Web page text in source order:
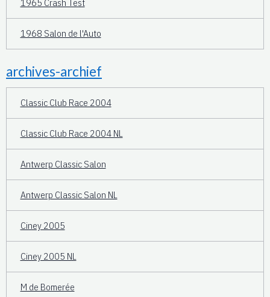
1965 Crash Test
1968 Salon de l'Auto
archives-archief
Classic Club Race 2004
Classic Club Race 2004 NL
Antwerp Classic Salon
Antwerp Classic Salon NL
Ciney 2005
Ciney 2005 NL
M de Bomerée